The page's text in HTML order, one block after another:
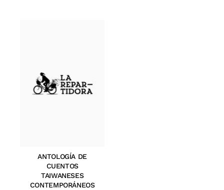
ANTOLOGÍA DE
CUENTOS
TAIWANESES
CONTEMPORÁNEOS